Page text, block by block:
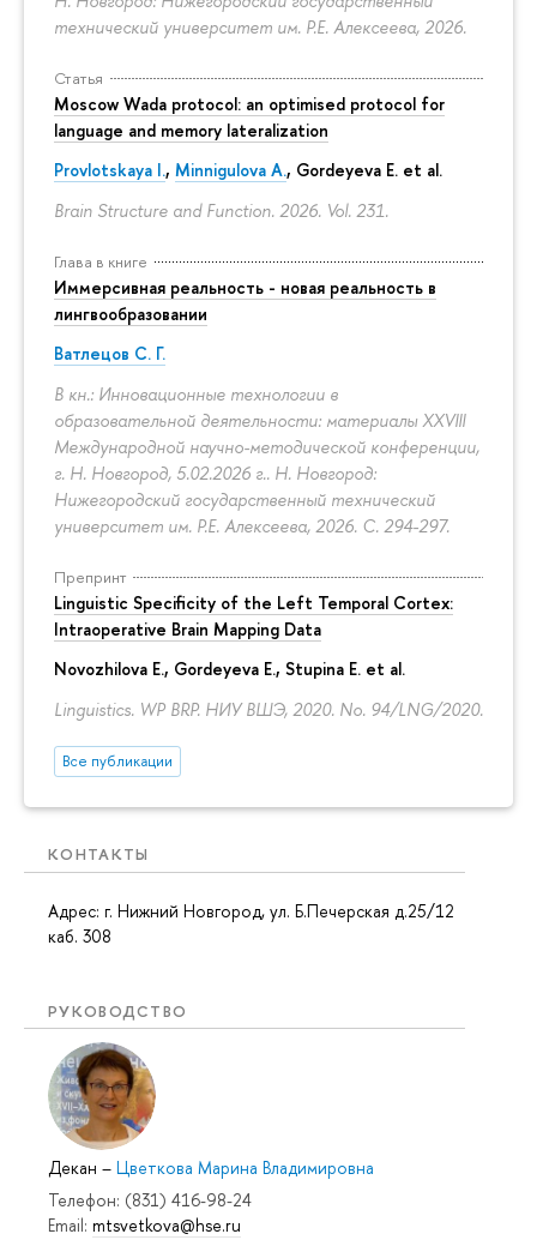
технический университет им. Р.Е. Алексеева, 2026.
Статья
Moscow Wada protocol: an optimised protocol for
language and memory lateralization
Provlotskaya I., Minnigulova A., Gordeyeva E. et al.
Brain Structure and Function. 2026. Vol. 231.
Глава в книге
Иммерсивная реальность - новая реальность в
лингвообразовании
Ватлецов С. Г.
В кн.: Инновационные технологии в
образовательной деятельности: материалы XXVIII
Международной научно-методической конференции,
г. Н. Новгород, 5.02.2026 г.. Н. Новгород:
Нижегородский государственный технический
университет им. Р.Е. Алексеева, 2026. С. 294-297.
Препринт
Linguistic Specificity of the Left Temporal Cortex:
Intraoperative Brain Mapping Data
Novozhilova E., Gordeyeva E., Stupina E. et al.
Linguistics. WP BRP. НИУ ВШЭ, 2020. No. 94/LNG/2020.
Все публикации
КОНТАКТЫ
Адрес: г. Нижний Новгород, ул. Б.Печерская д.25/12
каб. 308
РУКОВОДСТВО
Декан – Цветкова Марина Владимировна
Телефон: (831) 416-98-24
Email: mtsvetkova@hse.ru